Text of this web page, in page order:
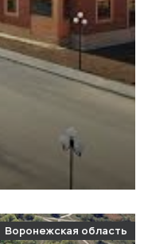
Воронежская область